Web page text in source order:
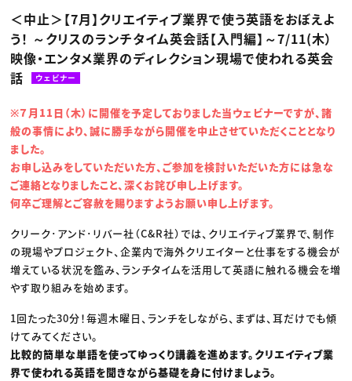
クリエイターインタビュー
C＆R Magazine
ニュース・トレンド トップ
Web
映像
ゲーム・エンタメ
広告
出版
CREATIVE VILLAGEからのお知らせ
プロフェッショナル×つながる×メディア
＜中止＞【7月】クリエイティブ業界で使う英語をおぼえよ
う！ ～クリスのランチタイム英会話【入門編】～7/11(木）
映像・エンタメ業界のディレクション現場で使われる英会
話
ウェビナー
※７月11日（木）に開催を予定しておりました当ウェビナーですが、諸
般の事情により、誠に勝手ながら開催を中止させていただくこととなり
ました。
お申し込みをしていただいた方、ご参加を検討いただいた方には急な
ご連絡となりましたこと、深くお詫び申し上げます。
何卒ご理解とご容赦を賜りますようお願い申し上げます。
クリーク･アンド･リバー社（C&R社）では、クリエイティブ業界で、制作
の現場やプロジェクト、企業内で海外クリエイターと仕事をする機会が
増えている状況を鑑み、ランチタイムを活用して英語に触れる機会を増
やす取り組みを始めます。
1回たった30分！毎週木曜日、ランチをしながら、まずは、耳だけでも傾
けてみてください。
比較的簡単な単語を使ってゆっくり講義を進めます。クリエイティブ業
界で使われる英語を聞きながら基礎を身に付けましょう。